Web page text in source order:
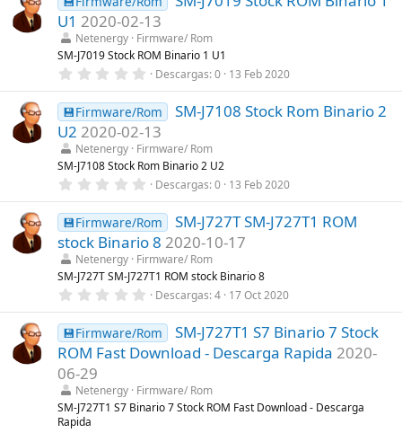
e
s
t
r
e
l
a
(
s
)
U1 2020-02-13
Netenergy Firmware/ Rom
SM-J7019 Stock ROM Binario 1 U1
0
0
0
e
s
t
r
e
l
a
(
s
)
Descargas 0 13 Feb 2020
💾Firmware/Rom
SM-J7108 Stock Rom Binario 2
U2 2020-02-13
Netenergy Firmware/ Rom
SM-J7108 Stock Rom Binario 2 U2
0
0
0
e
s
t
r
e
l
a
(
s
)
Descargas 0 13 Feb 2020
💾Firmware/Rom
SM-J727T SM-J727T1 ROM
stock Binario 8 2020-10-17
Netenergy Firmware/ Rom
SM-J727T SM-J727T1 ROM stock Binario 8
0
0
0
e
s
e
l
Descargas 4 17 Oct 2020
💾Firmware/Rom
SM-J727T1 S7 Binario 7 Stock
ROM Fast Download - Descarga Rapida 2020-
06-29
Netenergy Firmware/ Rom
SM-J727T1 S7 Binario 7 Stock ROM Fast Download - Descarga
Rapida